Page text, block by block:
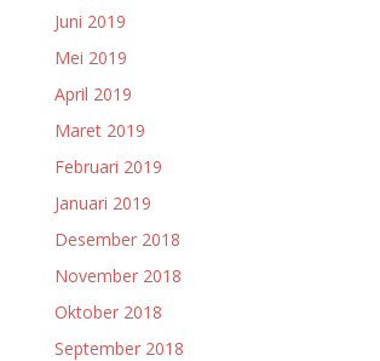
Juni 2019
Mei 2019
April 2019
Maret 2019
Februari 2019
Januari 2019
Desember 2018
November 2018
Oktober 2018
September 2018